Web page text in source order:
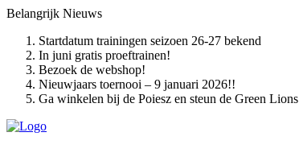
Belangrijk Nieuws
Startdatum trainingen seizoen 26-27 bekend
In juni gratis proeftrainen!
Bezoek de webshop!
Nieuwjaars toernooi – 9 januari 2026!!
Ga winkelen bij de Poiesz en steun de Green Lions